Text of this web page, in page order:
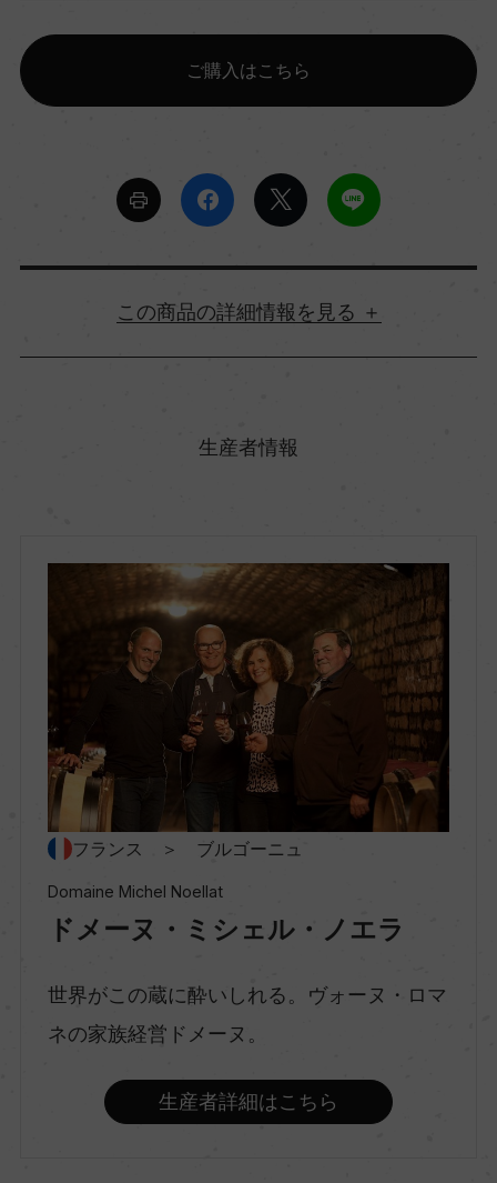
ご購入はこちら
詳細情報
コート・ド・ニュイ
村名
種類
スティルワイン
フルボディ
ピノ・ノワール 100%
生産者情報
フランス ＞ ブルゴーニュ
Domaine Michel Noellat
ドメーヌ・ミシェル・ノエラ
世界がこの蔵に酔いしれる。ヴォーヌ・ロマ
ネの家族経営ドメーヌ。
生産者詳細はこちら